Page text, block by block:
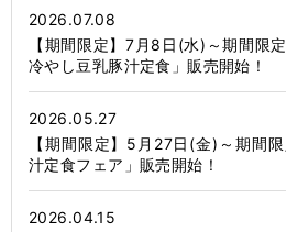
2026.07.08
【期間限定】7月8日(水)～期間限
冷やし豆乳豚汁定食」販売開始！
2026.05.27
【期間限定】5月27日(金)～期間
汁定食フェア」販売開始！
2026.04.15